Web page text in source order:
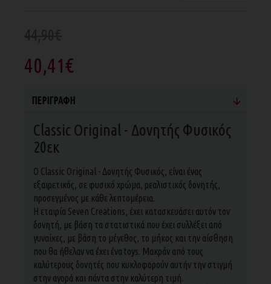
40,41€
ΠΕΡΙΓΡΑΦΉ
Classic Original - Δονητής Φυσικός
20εκ
Ο Classic Original - Δονητής Φυσικός, είναι ένας
εξαιρετικός, σε φυσικό χρώμα, ρεαλιστικός δονητής,
προσεγμένος με κάθε λεπτομέρεια.
Η εταιρία Seven Creations, έχει κατασκευάσει αυτόν τον
δονητή, με βάση τα στατιστικά που έχει συλλέξει από
γυναίκες, με βάση το μέγεθος, το μήκος και την αίσθηση
που θα ήθελαν να έχει ένα toys. Μακράν από τους
καλύτερους δονητές που κυκλοφορούν αυτήν την στιγμή
στην αγορά και πάντα στην καλύτερη τιμή.